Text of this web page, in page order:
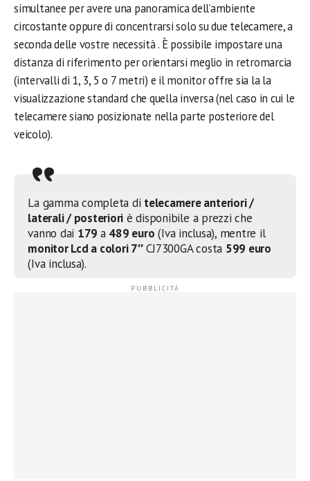
simultanee per avere una panoramica dell’ambiente
circostante oppure di concentrarsi solo su due telecamere, a
seconda delle vostre necessità . È possibile impostare una
distanza di riferimento per orientarsi meglio in retromarcia
(intervalli di 1, 3, 5 o 7 metri) e il monitor offre sia la la
visualizzazione standard che quella inversa (nel caso in cui le
telecamere siano posizionate nella parte posteriore del
veicolo).
La gamma completa di telecamere anteriori /
laterali / posteriori è disponibile a prezzi che
vanno dai 179 a 489 euro (Iva inclusa), mentre il
monitor Lcd a colori 7″CJ7300GA costa 599 euro
(Iva inclusa).